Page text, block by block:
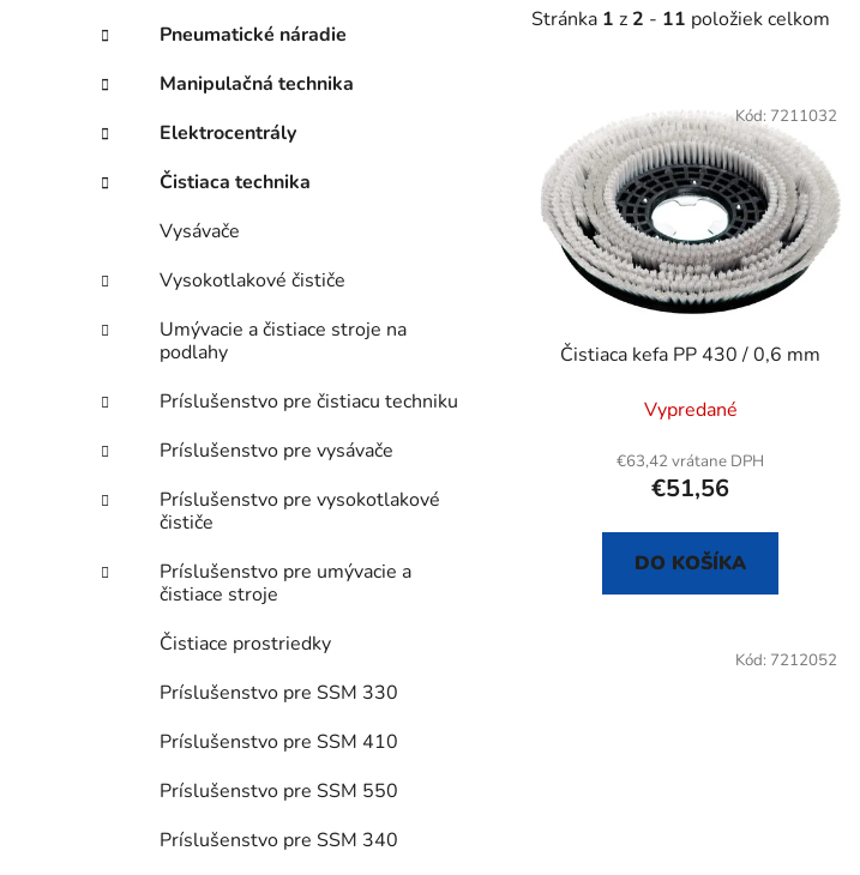
Pneumatické náradie
Manipulačná technika
Elektrocentrály
Čistiaca technika
Vysávače
Vysokotlakové čističe
Umývacie a čistiace stroje na
podlahy
Príslušenstvo pre čistiacu techniku
Príslušenstvo pre vysávače
Príslušenstvo pre vysokotlakové
čističe
Príslušenstvo pre umývacie a
čistiace stroje
Čistiace prostriedky
Príslušenstvo pre SSM 330
Príslušenstvo pre SSM 410
Príslušenstvo pre SSM 550
Príslušenstvo pre SSM 340
Stránka 1 z 2 - 11 položiek celkom
s
Čistiaca kefa PP 430 / 0,6 mm
Vypredané
€63,42 vrátane DPH
€51,56
DO KOŠÍKA
Kód: 7211032
Kód: 7212052